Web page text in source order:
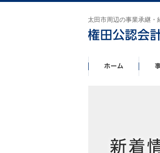
太田市周辺の事業承継・